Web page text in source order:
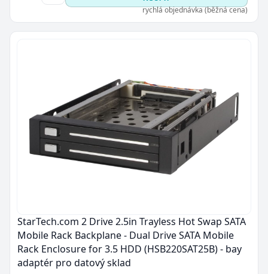
rychlá objednávka (běžná cena)
StarTech.com 2 Drive 2.5in Trayless Hot Swap SATA
Mobile Rack Backplane - Dual Drive SATA Mobile
Rack Enclosure for 3.5 HDD (HSB220SAT25B) - bay
adaptér pro datový sklad